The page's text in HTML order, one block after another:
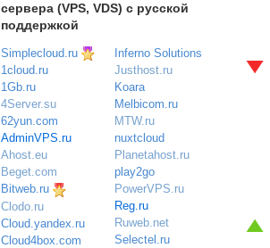
сервера (VPS, VDS) с русской
поддержкой
Simplecloud.ru
1cloud.ru
1Gb.ru
4Server.su
62yun.com
AdminVPS.ru
Ahost.eu
Beget.com
Bitweb.ru
Clodo.ru
Cloud.yandex.ru
Cloud4box.com
Inferno Solutions
Justhost.ru
Koara
Melbicom.ru
MTW.ru
nuxtcloud
Planetahost.ru
play2go
PowerVPS.ru
Reg.ru
Ruweb.net
Selectel.ru